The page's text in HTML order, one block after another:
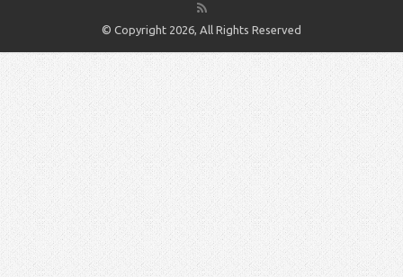
© Copyright 2026, All Rights Reserved